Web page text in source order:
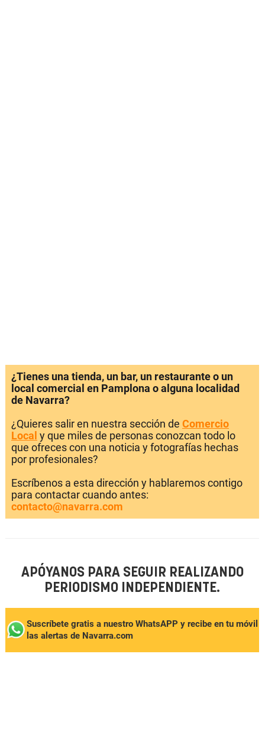
¿Tienes una tienda, un bar, un restaurante o un
local comercial en Pamplona o alguna localidad
de Navarra?
¿Quieres salir en nuestra sección de Comercio
Local y que miles de personas conozcan todo lo
que ofreces con una noticia y fotografías hechas
por profesionales?
Escríbenos a esta dirección y hablaremos contigo
para contactar cuando antes:
contacto@navarra.com
APÓYANOS PARA SEGUIR REALIZANDO
PERIODISMO INDEPENDIENTE.
Suscríbete gratis a nuestro WhatsAPP y recibe en tu móvil
las alertas de Navarra.com